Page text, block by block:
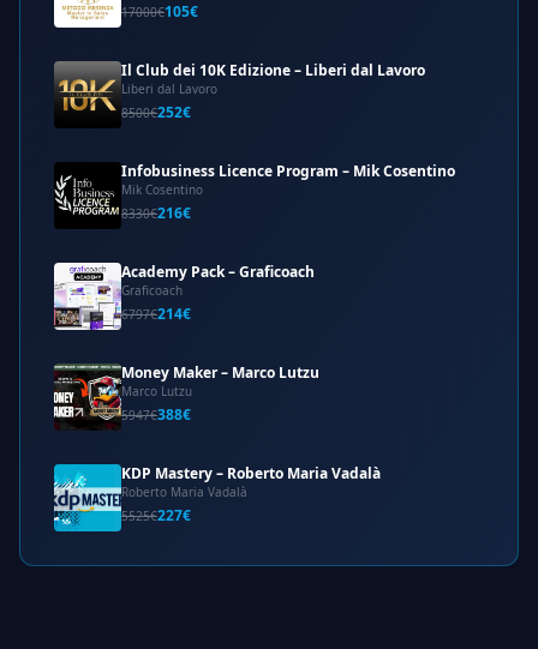
17000€105€
Il Club dei 10K Edizione – Liberi dal Lavoro
Liberi dal Lavoro
8500€252€
Infobusiness Licence Program – Mik Cosentino
Mik Cosentino
8330€216€
Academy Pack – Graficoach
Graficoach
6797€214€
Money Maker – Marco Lutzu
Marco Lutzu
5947€388€
KDP Mastery – Roberto Maria Vadalà
Roberto Maria Vadalà
5525€227€